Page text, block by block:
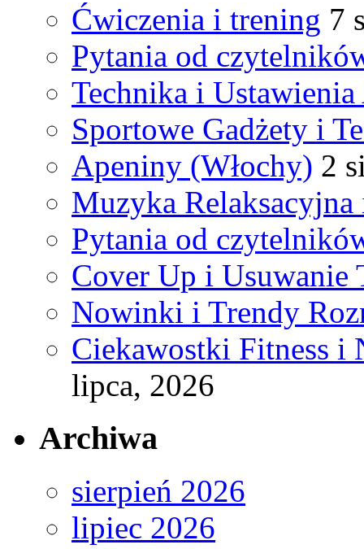
Ćwiczenia i trening 7
Pytania od
Technika i Ustawienia
Sportowe Gadżety i
Apeniny (Włochy) 2
Muzyka
Pytania od
Cover Up i Usuwanie
Nowinki i Trendy
Ciekawostki Fitness i
lipca, 2026
Archiwa
sierpień 2026
lipiec 2026